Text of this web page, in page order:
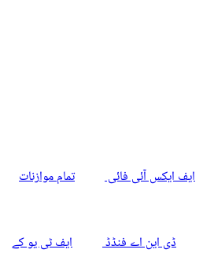
ایف ایکس آئی فائی
تمام موازنات
ڈی این اے فنڈڈ
ایف ٹی یو کے